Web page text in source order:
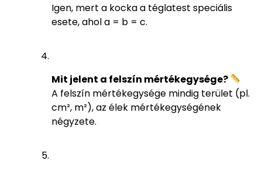
Igen, mert a kocka a téglatest speciális
esete, ahol a = b = c.
Mit jelent a felszín mértékegysége?
A felszín mértékegysége mindig terület (pl.
cm², m²), az élek mértékegységének
négyzete.